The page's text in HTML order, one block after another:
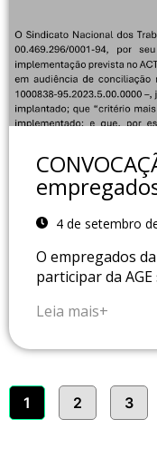
4 de setembro
O empregados
participar da
Leia mais+
1 2 3